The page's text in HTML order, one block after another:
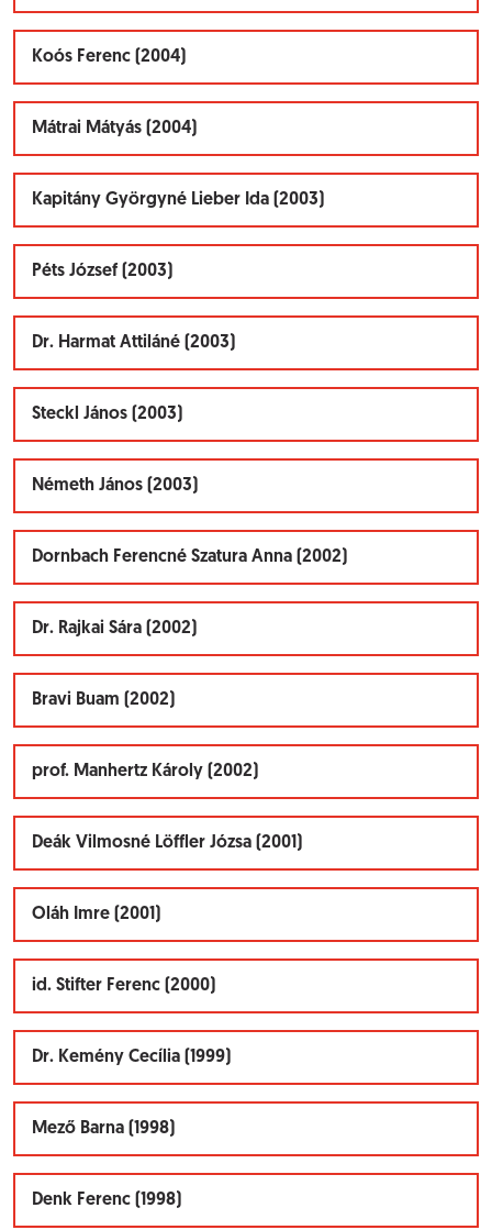
Koós Ferenc (2004)
Mátrai Mátyás (2004)
Kapitány Györgyné Lieber Ida (2003)
Péts József (2003)
Dr. Harmat Attiláné (2003)
Steckl János (2003)
Németh János (2003)
Dornbach Ferencné Szatura Anna (2002)
Dr. Rajkai Sára (2002)
Bravi Buam (2002)
prof. Manhertz Károly (2002)
Deák Vilmosné Löffler Józsa (2001)
Oláh Imre (2001)
id. Stifter Ferenc (2000)
Dr. Kemény Cecília (1999)
Mező Barna (1998)
Denk Ferenc (1998)